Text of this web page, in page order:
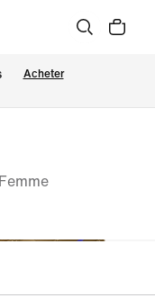
Acheter